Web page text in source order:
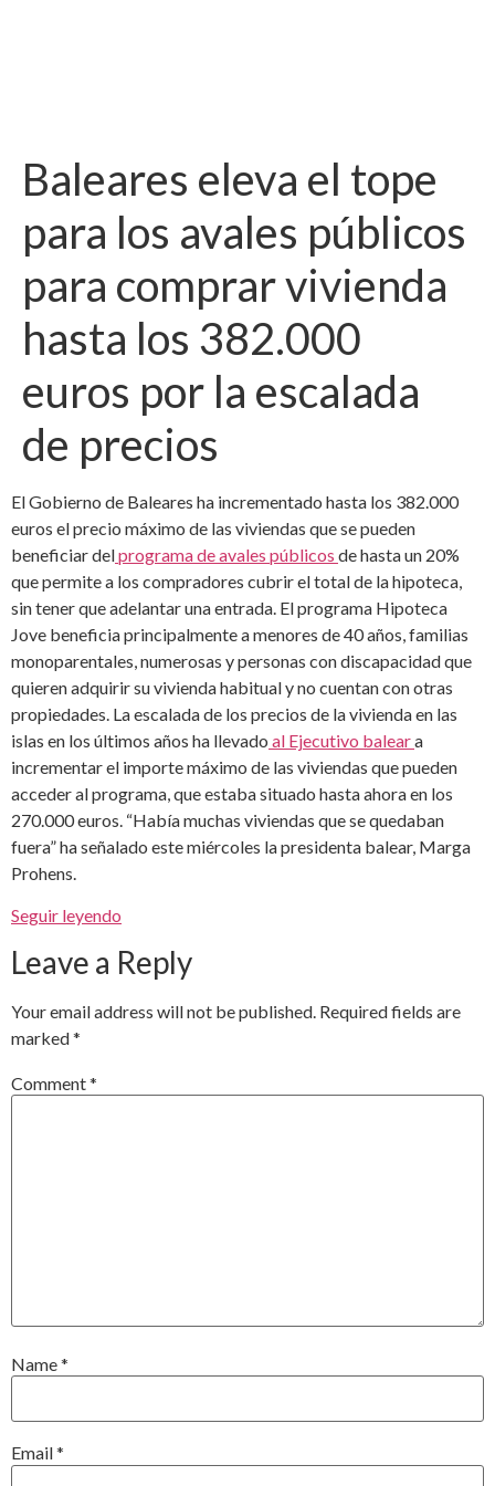
Baleares eleva el tope
para los avales públicos
para comprar vivienda
hasta los 382.000
euros por la escalada
de precios
El Gobierno de Baleares ha incrementado hasta los 382.000
euros el precio máximo de las viviendas que se pueden
beneficiar delprograma de avales públicos de hasta un 20%
que permite a los compradores cubrir el total de la hipoteca,
sin tener que adelantar una entrada. El programa Hipoteca
Jove beneficia principalmente a menores de 40 años, familias
monoparentales, numerosas y personas con discapacidad que
quieren adquirir su vivienda habitual y no cuentan con otras
propiedades. La escalada de los precios de la vivienda en las
islas en los últimos años ha llevado al Ejecutivo baleara
incrementar el importe máximo de las viviendas que pueden
acceder al programa, que estaba situado hasta ahora en los
270.000 euros. “Había muchas viviendas que se quedaban
fuera” ha señalado este miércoles la presidenta balear, Marga
Prohens.
Seguir leyendo
Leave a Reply
Your email address will not be published. Required fields are
marked*
Comment*
Name*
Email*